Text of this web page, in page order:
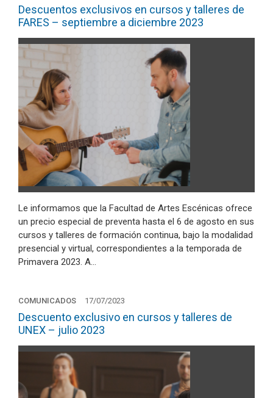
Descuentos exclusivos en cursos y talleres de
FARES – septiembre a diciembre 2023
Le informamos que la Facultad de Artes Escénicas ofrece
un precio especial de preventa hasta el 6 de agosto en sus
cursos y talleres de formación continua, bajo la modalidad
presencial y virtual, correspondientes a la temporada de
Primavera 2023. A…
COMUNICADOS 17/07/2023
Descuento exclusivo en cursos y talleres de
UNEX – julio 2023